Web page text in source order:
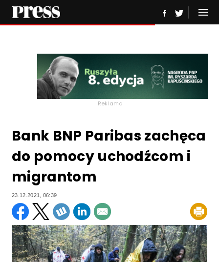
Reklama
Bank BNP Paribas zachęca
do pomocy uchodźcom i
migrantom
23.12.2021, 06:39